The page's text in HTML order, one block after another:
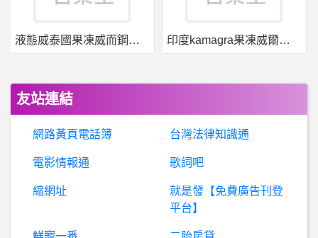
和鑫是詐騙！確定是詐騙， 假平台.真詐騙！
希
洽- 蟻王在廁所能贏西索嗎? 蟻王在廁所能贏西索嗎?
女
人話題- 請問45歲的女生是不是很難懷孕了? 請問45歲的女生是不是很難懷孕了?
液態威泰國果凍威而鋼哪裡買 印度kamagra果凍威爾剛用於治療男性勃起功能障礙
友站連結
網路黃頁電話簿 台灣法律知識通
電影情報通 歌詞吧
縮網址
就是發【免費廣告刊登
平台】